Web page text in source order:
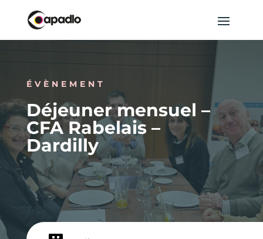
ÉVÈNEMENT
Déjeuner mensuel –
CFA Rabelais –
Dardilly